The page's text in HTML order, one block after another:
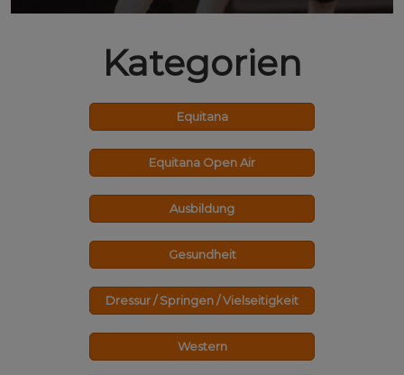
Kategorien
Equitana
Equitana Open Air
Ausbildung
Gesundheit
Dressur / Springen / Vielseitigkeit
Western